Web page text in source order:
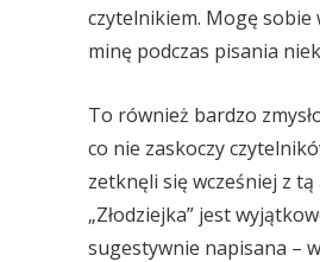
czytelnikiem. Mogę sobie
minę podczas pisania
To również bardzo
co nie zaskoczy
zetknęli się wcześniej z
„Złodziejka” jest
sugestywnie napisana –